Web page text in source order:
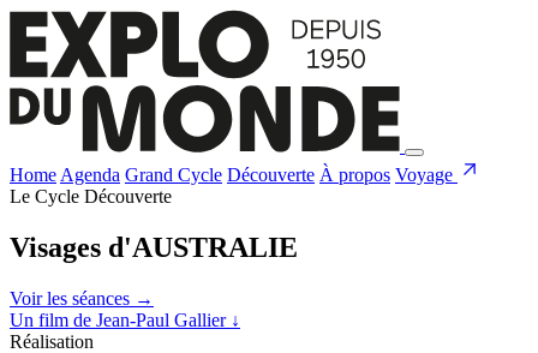
Home Agenda Grand Cycle Découverte À propos Voyage
Le Cycle Découverte
Visages d'AUSTRALIE
Voir les séances →
Un film de Jean-Paul Gallier ↓
Réalisation